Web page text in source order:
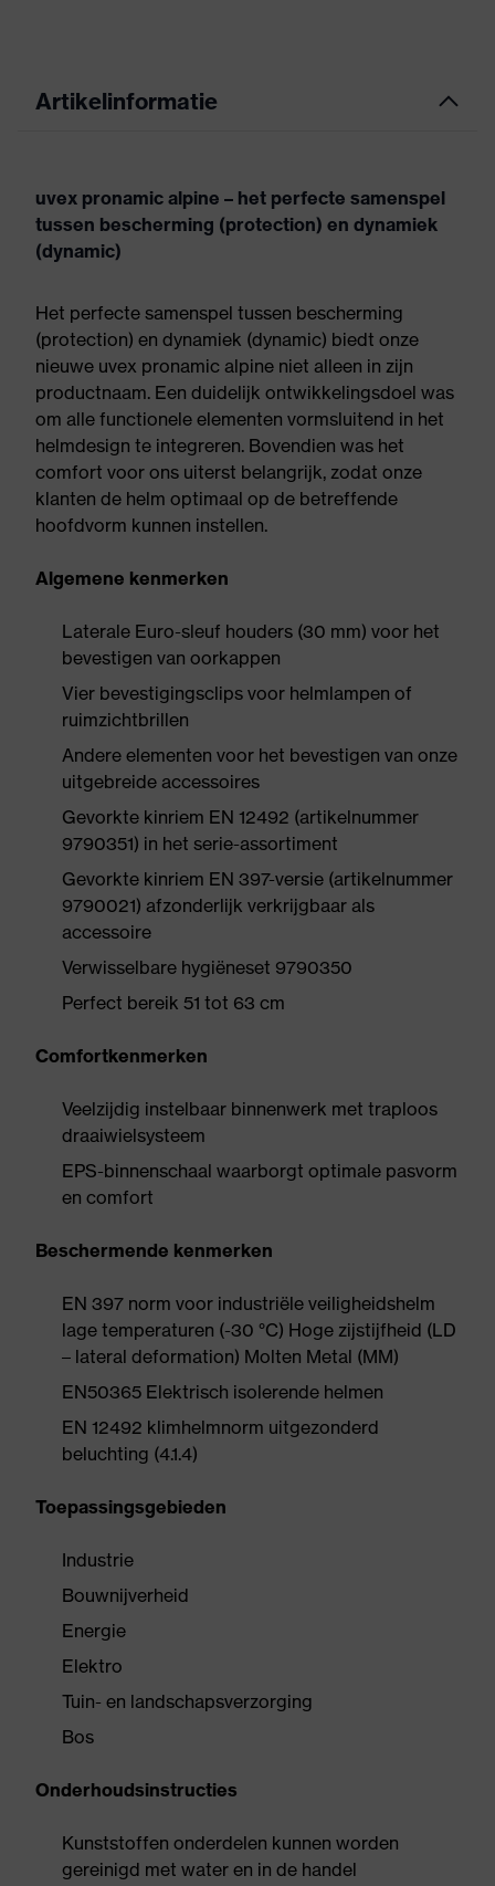
Artikelinformatie
uvex pronamic alpine – het perfecte samenspel
tussen bescherming (protection) en dynamiek
(dynamic)
Het perfecte samenspel tussen bescherming
(protection) en dynamiek (dynamic) biedt onze
nieuwe uvex pronamic alpine niet alleen in zijn
productnaam. Een duidelijk ontwikkelingsdoel was
om alle functionele elementen vormsluitend in het
helmdesign te integreren. Bovendien was het
comfort voor ons uiterst belangrijk, zodat onze
klanten de helm optimaal op de betreffende
hoofdvorm kunnen instellen.
Algemene kenmerken
Laterale Euro-sleuf houders (30 mm) voor het
bevestigen van oorkappen
Vier bevestigingsclips voor helmlampen of
ruimzichtbrillen
Andere elementen voor het bevestigen van onze
uitgebreide accessoires
Gevorkte kinriem EN 12492 (artikelnummer
9790351) in het serie-assortiment
Gevorkte kinriem EN 397-versie (artikelnummer
9790021) afzonderlijk verkrijgbaar als
accessoire
Verwisselbare hygiëneset 9790350
Perfect bereik 51 tot 63 cm
Comfortkenmerken
Veelzijdig instelbaar binnenwerk met traploos
draaiwielsysteem
EPS-binnenschaal waarborgt optimale pasvorm
en comfort
Beschermende kenmerken
EN 397 norm voor industriële veiligheidshelm
lage temperaturen (-30 °C) Hoge zijstijfheid (LD
– lateral deformation) Molten Metal (MM)
EN50365 Elektrisch isolerende helmen
EN 12492 klimhelmnorm uitgezonderd
beluchting (4.1.4)
Toepassingsgebieden
Industrie
Bouwnijverheid
Energie
Elektro
Tuin- en landschapsverzorging
Bos
Onderhoudsinstructies
Kunststoffen onderdelen kunnen worden
gereinigd met water en in de handel